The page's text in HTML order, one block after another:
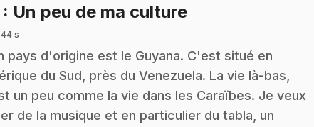
: Un peu de ma culture.
44 s
pays d'origine est le Guyana. C'est situé en
du Sud, près du Venezuela. La vie là-bas,
un peu comme la vie dans les Caraïbes. Je veux
de la musique et en particulier du tabla, un